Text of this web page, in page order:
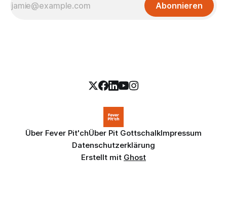
Abonnieren
Über Fever Pit'chÜber Pit GottschalkImpressum
Datenschutzerklärung
Erstellt mit Ghost